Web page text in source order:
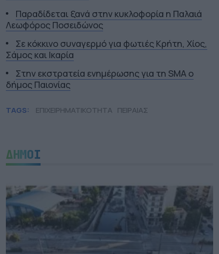
Παραδίδεται ξανά στην κυκλοφορία η Παλαιά
Λεωφόρος Ποσειδώνος
Σε κόκκινο συναγερμό για φωτιές Κρήτη, Χίος,
Σάμος και Ικαρία
Στην εκστρατεία ενημέρωσης για τη SMA ο
δήμος Παιονίας
TAGS: ΕΠΙΧΕΙΡΗΜΑΤΙΚΟΤΗΤΑ ΠΕΙΡΑΙΑΣ
ΔΗΜΟΙ